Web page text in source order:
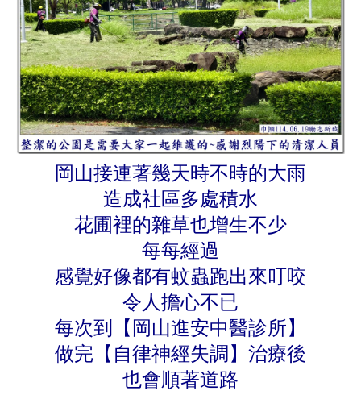
岡山接連著幾天時不時的大雨
造成社區多處積水
花圃裡的雜草也增生不少
每每經過
感覺好像都有蚊蟲跑出來叮咬
令人擔心不已
每次到【岡山進安中醫診所】
做完【自律神經失調】治療後
也會順著道路